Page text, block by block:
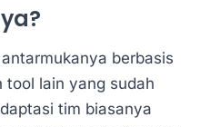
berbasis
tool lain yang sudah
tim biasanya